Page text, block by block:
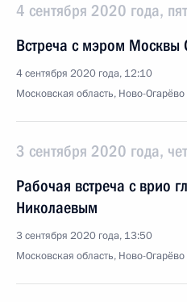
4 сентября 2020 года,
Встреча с мэром
4 сентября 2020 года, 12:10
Московская область, Ново-Огарёво
3 сентября 2020 года,
Рабочая встреча с врио
Николаевым
3 сентября 2020 года, 13:50
Московская область, Ново-Огарёво